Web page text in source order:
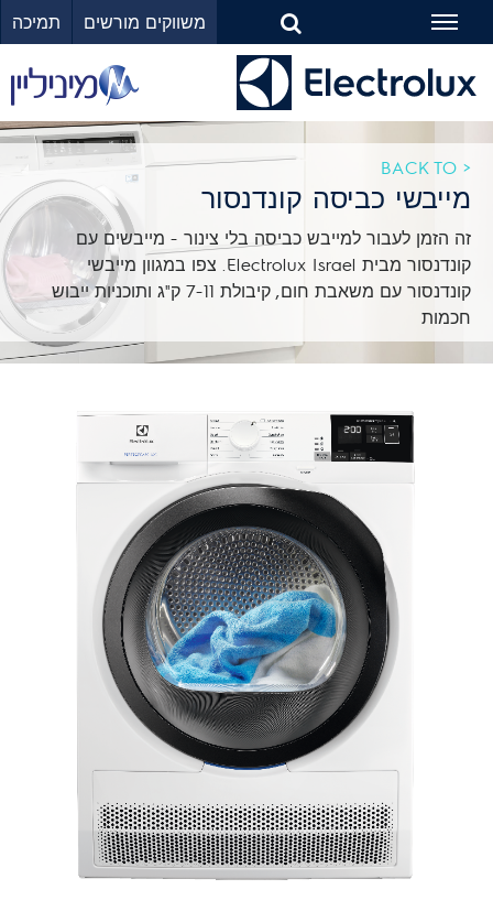
תמיכה משווקים מורשים
Toggle
navigation
< BACK TO
מייבשי כביסה קונדנסור
זה הזמן לעבור למייבש כביסה בלי צינור - מייבשים עם
קונדנסור מבית Electrolux Israel. צפו במגוון מייבשי
קונדנסור עם משאבת חום, קיבולת 7-11 ק"ג ותוכניות ייבוש
חכמות